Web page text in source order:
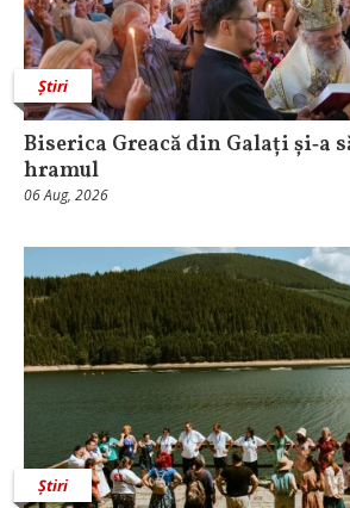
Știri
Biserica Greacă din Galați și‑a
hramul
06 Aug, 2026
Știri